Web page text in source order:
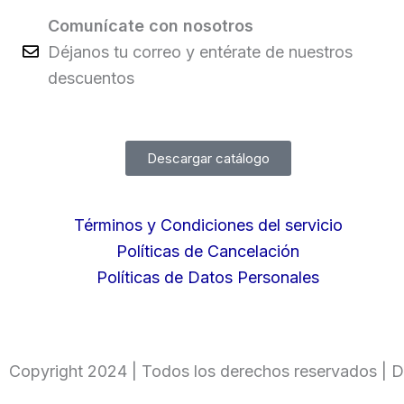
Comunícate con nosotros
Déjanos tu correo y entérate de nuestros
descuentos
Descargar catálogo
Términos y Condiciones del servicio
Políticas de Cancelación
Políticas de Datos Personales
Copyright 2024 | Todos los derechos reservados |